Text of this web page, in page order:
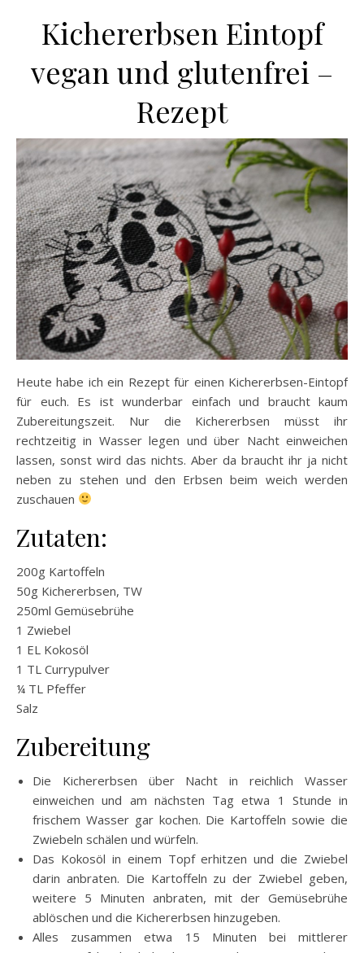
Kichererbsen Eintopf
vegan und glutenfrei –
Rezept
Heute habe ich ein Rezept für einen Kichererbsen-Eintopf
für euch. Es ist wunderbar einfach und braucht kaum
Zubereitungszeit. Nur die Kichererbsen müsst ihr
rechtzeitig in Wasser legen und über Nacht einweichen
lassen, sonst wird das nichts. Aber da braucht ihr ja nicht
neben zu stehen und den Erbsen beim weich werden
zuschauen
Zutaten:
200g Kartoffeln
50g Kichererbsen, TW
250ml Gemüsebrühe
1 Zwiebel
1 EL Kokosöl
1 TL Currypulver
¼ TL Pfeffer
Salz
Zubereitung
Die Kichererbsen über Nacht in reichlich Wasser
einweichen und am nächsten Tag etwa 1 Stunde in
frischem Wasser gar kochen. Die Kartoffeln sowie die
Zwiebeln schälen und würfeln.
Das Kokosöl in einem Topf erhitzen und die Zwiebel
darin anbraten. Die Kartoffeln zu der Zwiebel geben,
weitere 5 Minuten anbraten, mit der Gemüsebrühe
ablöschen und die Kichererbsen hinzugeben.
Alles zusammen etwa 15 Minuten bei mittlerer